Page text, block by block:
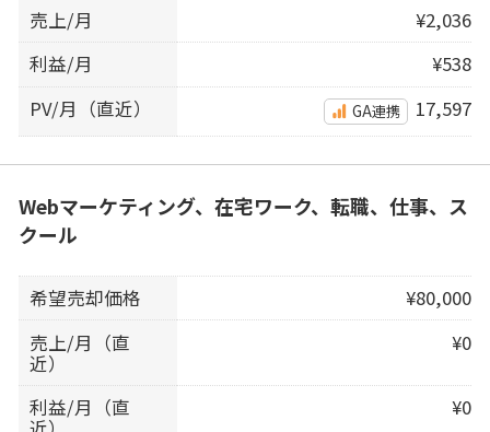
売上/月
¥2,036
利益/月
¥538
PV/月（直近）
GA連携 17,597
Webマーケティング、在宅ワーク、転職、仕事、ス
クール
希望売却価格
¥80,000
売上/月（直
近）
¥0
利益/月（直 ¥0